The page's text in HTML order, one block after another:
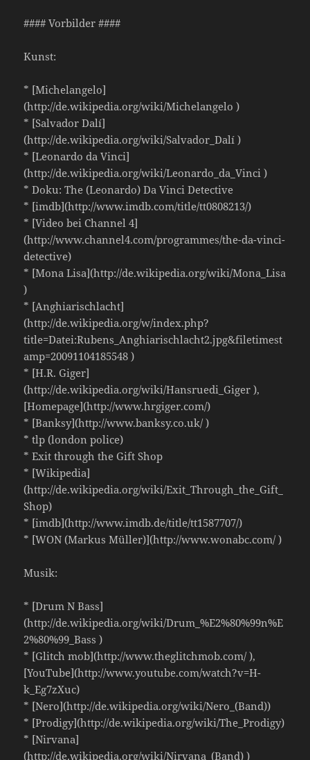
#### Vorbilder ####
Kunst:
* [Michelangelo]
(http://de.wikipedia.org/wiki/Michelangelo )
* [Salvador Dalí]
(http://de.wikipedia.org/wiki/Salvador_Dalí )
* [Leonardo da Vinci]
(http://de.wikipedia.org/wiki/Leonardo_da_Vinci )
* Doku: The (Leonardo) Da Vinci Detective
* [imdb](http://www.imdb.com/title/tt0808213/)
* [Video bei Channel 4]
(http://www.channel4.com/programmes/the-da-vinci-
detective)
* [Mona Lisa](http://de.wikipedia.org/wiki/Mona_Lisa
)
* [Anghiarischlacht]
(http://de.wikipedia.org/w/index.php?
title=Datei:Rubens_Anghiarischlacht2.jpg&filetimest
amp=20091104185548 )
* [H.R. Giger]
(http://de.wikipedia.org/wiki/Hansruedi_Giger ),
[Homepage](http://www.hrgiger.com/)
* [Banksy](http://www.banksy.co.uk/ )
* tlp (london police)
* Exit through the Gift Shop
* [Wikipedia]
(http://de.wikipedia.org/wiki/Exit_Through_the_Gift_
Shop)
* [imdb](http://www.imdb.de/title/tt1587707/)
* [WON (Markus Müller)](http://www.wonabc.com/ )
Musik:
* [Drum N Bass]
(http://de.wikipedia.org/wiki/Drum_%E2%80%99n%E
2%80%99_Bass )
* [Glitch mob](http://www.theglitchmob.com/ ),
[YouTube](http://www.youtube.com/watch?v=H-
k_Eg7zXuc)
* [Nero](http://de.wikipedia.org/wiki/Nero_(Band))
* [Prodigy](http://de.wikipedia.org/wiki/The_Prodigy)
* [Nirvana]
(http://de.wikipedia.org/wiki/Nirvana_(Band) )